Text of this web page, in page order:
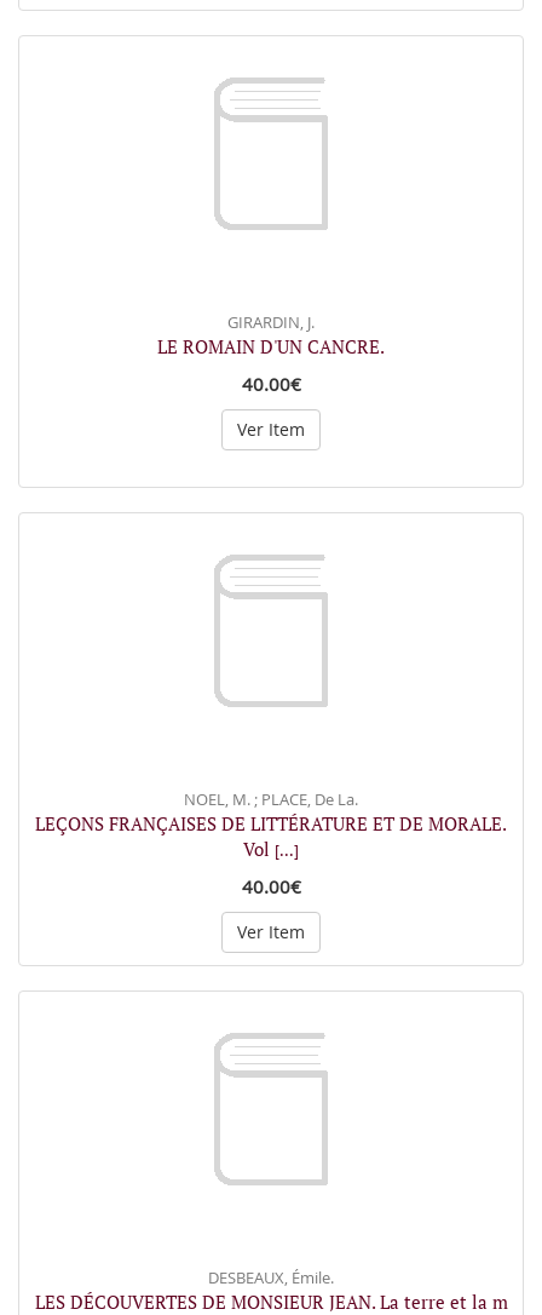
GIRARDIN, J.
LE ROMAIN D'UN CANCRE.
40.00€
Ver Item
NOEL, M. ; PLACE, De La.
LEÇONS FRANÇAISES DE LITTÉRATURE ET DE MORALE.
Vol [...]
40.00€
Ver Item
DESBEAUX, Émile.
LES DÉCOUVERTES DE MONSIEUR JEAN. La terre et la m